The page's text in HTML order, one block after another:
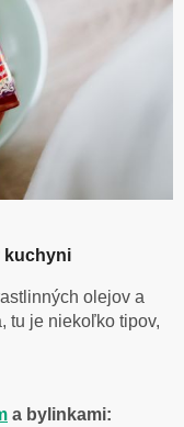
kuchyni
olejov a
tu je niekoľko tipov,
a bylinkami: